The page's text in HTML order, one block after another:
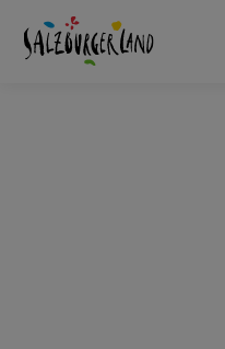
K obsahuAccesskey
[0]
K navigaciAccesskey
[1]
Na začátek stránky
K patičceAccesskey
[3]